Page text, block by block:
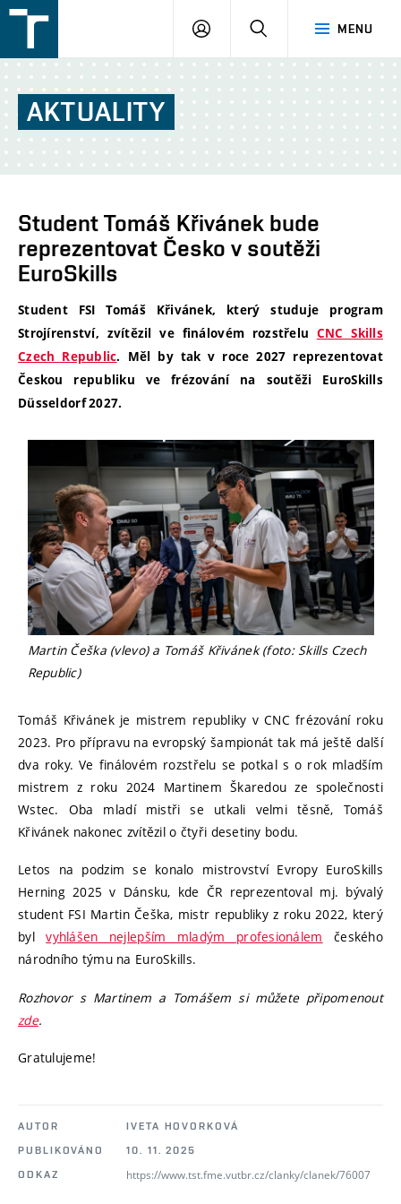
v
Brně
MENU
PŘIHLÁŠENÍ
AKTUALITY
Student Tomáš Křivánek bude
reprezentovat Česko v soutěži
EuroSkills
Student FSI Tomáš Křivánek, který studuje program
Strojírenství, zvítězil ve finálovém rozstřelu CNC Skills
Czech Republic. Měl by tak v roce 2027 reprezentovat
Českou republiku ve frézování na soutěži EuroSkills
Düsseldorf 2027.
Martin Češka (vlevo) a Tomáš Křivánek (foto: Skills Czech
Republic)
Tomáš Křivánek je mistrem republiky v CNC frézování roku
2023. Pro přípravu na evropský šampionát tak má ještě další
dva roky. Ve finálovém rozstřelu se potkal s o rok mladším
mistrem z roku 2024 Martinem Škaredou ze společnosti
Wstec. Oba mladí mistři se utkali velmi těsně, Tomáš
Křivánek nakonec zvítězil o čtyři desetiny bodu.
Letos na podzim se konalo mistrovství Evropy EuroSkills
Herning 2025 v Dánsku, kde ČR reprezentoval mj. bývalý
student FSI Martin Češka, mistr republiky z roku 2022, který
bylvyhlášen nejlepším mladým profesionálem českého
národního týmu na EuroSkills.
Rozhovor s Martinem a Tomášem si můžete připomenout
zde.
Gratulujeme!
AUTOR
IVETA HOVORKOVÁ
PUBLIKOVÁNO
10. 11. 2025
ODKAZ
https://www.tst.fme.vutbr.cz/clanky/clanek/76007